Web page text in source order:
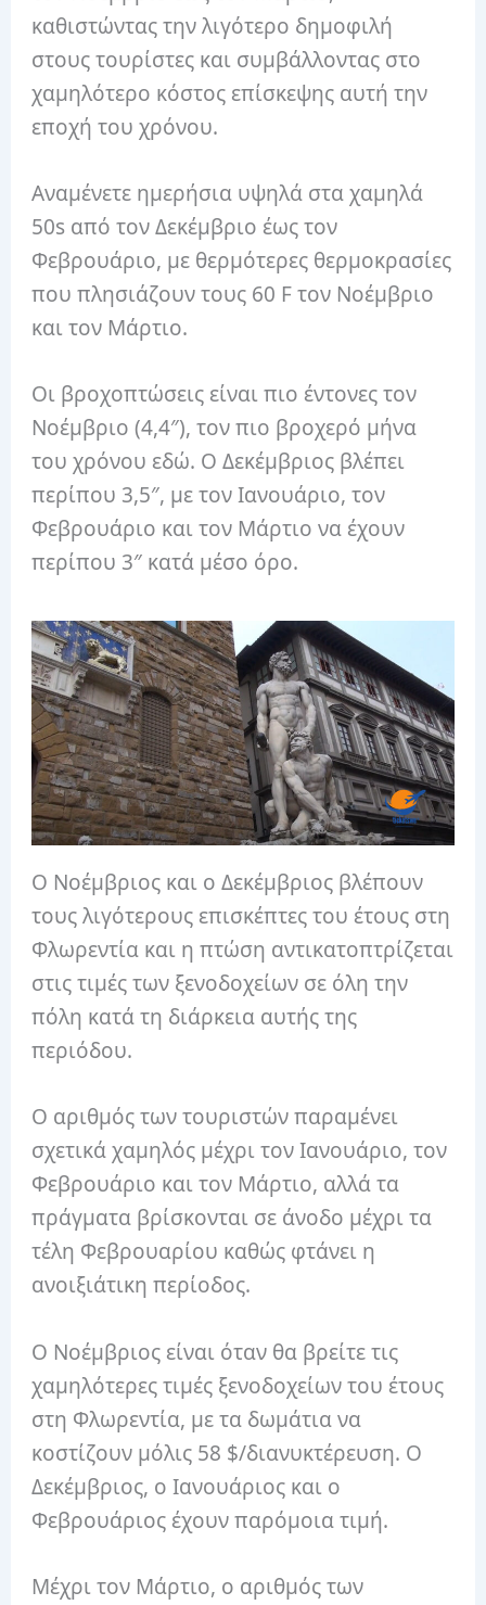
καθιστώντας την λιγότερο δημοφιλή
στους τουρίστες και συμβάλλοντας στο
χαμηλότερο κόστος επίσκεψης αυτή την
εποχή του χρόνου.
Αναμένετε ημερήσια υψηλά στα χαμηλά
50s από τον Δεκέμβριο έως τον
Φεβρουάριο, με θερμότερες θερμοκρασίες
που πλησιάζουν τους 60 F τον Νοέμβριο
και τον Μάρτιο.
Οι βροχοπτώσεις είναι πιο έντονες τον
Νοέμβριο (4,4″), τον πιο βροχερό μήνα
του χρόνου εδώ. Ο Δεκέμβριος βλέπει
περίπου 3,5″, με τον Ιανουάριο, τον
Φεβρουάριο και τον Μάρτιο να έχουν
περίπου 3″ κατά μέσο όρο.
Ο Νοέμβριος και ο Δεκέμβριος βλέπουν
τους λιγότερους επισκέπτες του έτους στη
Φλωρεντία και η πτώση αντικατοπτρίζεται
στις τιμές των ξενοδοχείων σε όλη την
πόλη κατά τη διάρκεια αυτής της
περιόδου.
Ο αριθμός των τουριστών παραμένει
σχετικά χαμηλός μέχρι τον Ιανουάριο, τον
Φεβρουάριο και τον Μάρτιο, αλλά τα
πράγματα βρίσκονται σε άνοδο μέχρι τα
τέλη Φεβρουαρίου καθώς φτάνει η
ανοιξιάτικη περίοδος.
Ο Νοέμβριος είναι όταν θα βρείτε τις
χαμηλότερες τιμές ξενοδοχείων του έτους
στη Φλωρεντία, με τα δωμάτια να
κοστίζουν μόλις 58 $/διανυκτέρευση. Ο
Δεκέμβριος, ο Ιανουάριος και ο
Φεβρουάριος έχουν παρόμοια τιμή.
Μέχρι τον Μάρτιο, ο αριθμός των